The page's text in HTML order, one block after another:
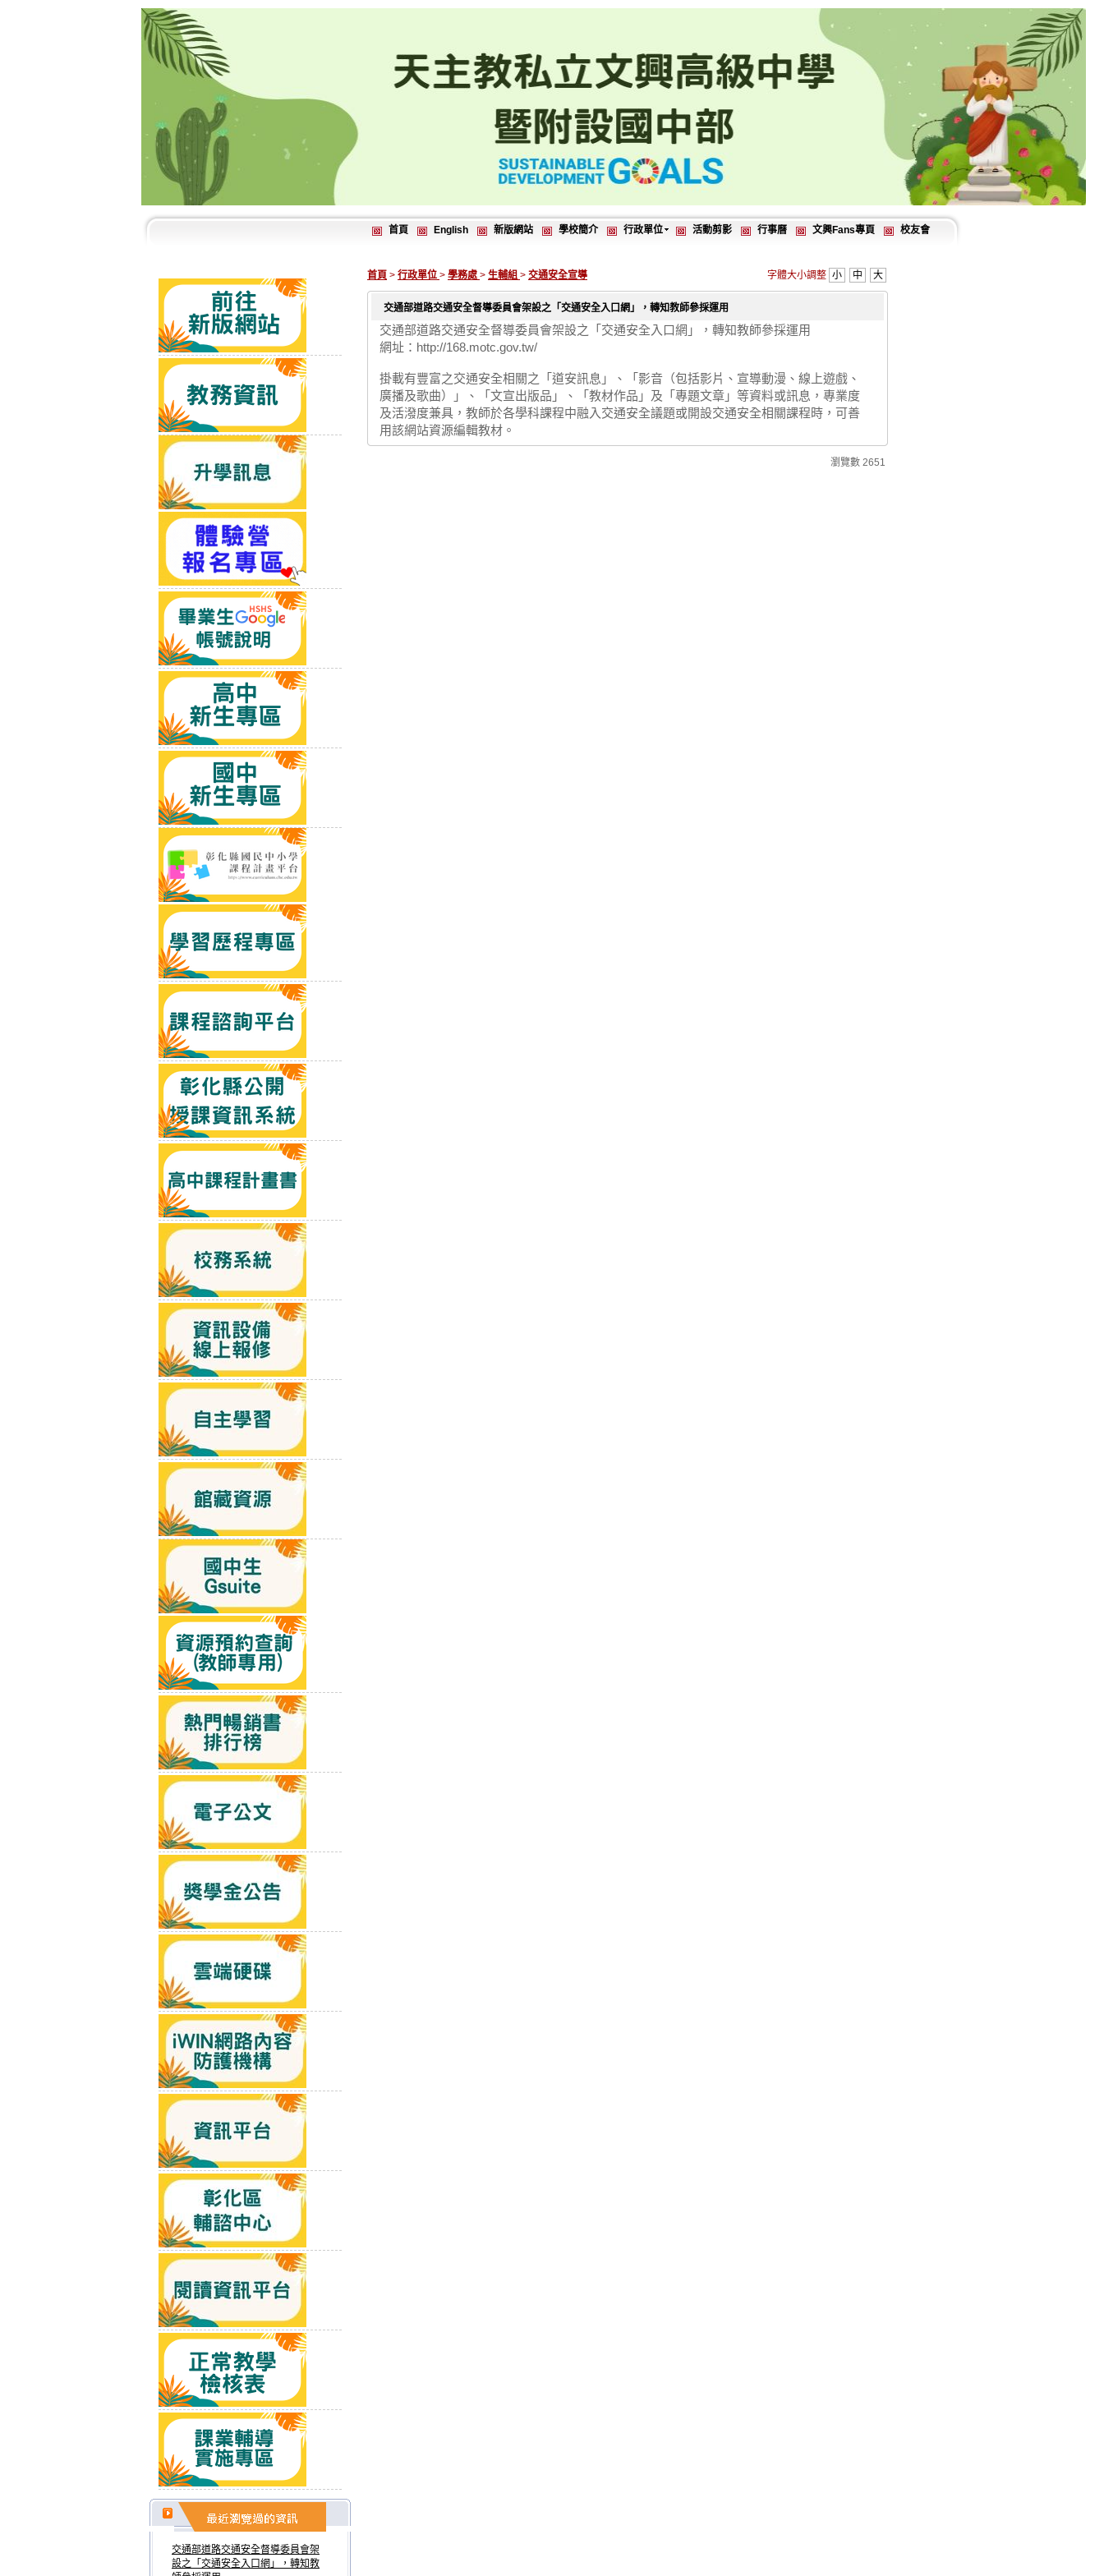
首頁 English 新版網站 學校簡介 行政單位 活動剪影 行事曆 文興Fans專頁 校友會
交通部道路交通安全督導委員會架
設之「交通安全入口網」，轉知教
首頁 > 行政單位 > 學務處 > 生輔組 > 交通安全宣導 字體大小調整 小 中 大
交通部道路交通安全督導委員會架設之「交通安全入口網」，轉知教師參採運用
交通部道路交通安全督導委員會架設之「交通安全入口網」，轉知教師參採運用
網址：http://168.motc.gov.tw/
掛載有豐富之交通安全相關之「道安訊息」、「影音（包括影片、宣導動漫、線上遊戲、
廣播及歌曲）」、「文宣出版品」、「教材作品」及「專題文章」等資料或訊息，專業度
及活潑度兼具，教師於各學科課程中融入交通安全議題或開設交通安全相關課程時，可善
用該網站資源編輯教材。
瀏覽數 2651